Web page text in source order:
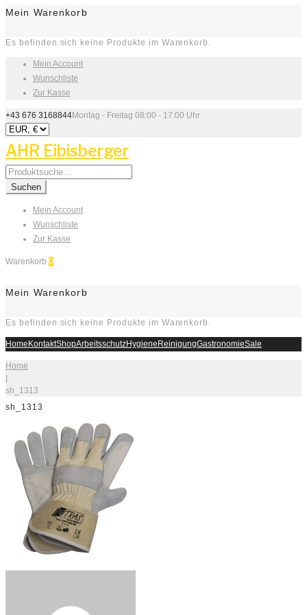
Mein Warenkorb
Es befinden sich keine Produkte im Warenkorb.
Mein Account
Wunschliste
Zur Kasse
+43 676 3168844Montag - Freitag 08:00 - 17:00 Uhr
AHR Eibisberger
Search
for:
Suchen
Mein Account
Wunschliste
Zur Kasse
Warenkorb 0
Mein Warenkorb
Es befinden sich keine Produkte im Warenkorb.
HomeKontaktShopArbeitsschutzHygieneReinigungGastronomieSale
Home
|
sh_1313
sh_1313